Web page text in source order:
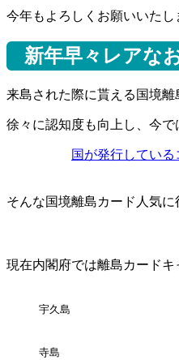
今年もよろしくお願いいたし
新年早々レアな
来島された際に貰える国境離
徐々に認知度も向上し、今
国が発行してい
そんな国境離島カード人気に
現在内閣府では離島カードキ
宇久島
寺島